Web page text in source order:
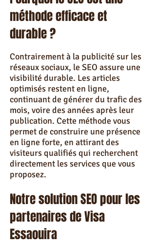
méthode efficace et
durable ?
Contrairement à la publicité sur les
réseaux sociaux, le SEO assure une
visibilité durable. Les articles
optimisés restent en ligne,
continuant de générer du trafic des
mois, voire des années après leur
publication. Cette méthode vous
permet de construire une présence
en ligne forte, en attirant des
visiteurs qualifiés qui recherchent
directement les services que vous
proposez.
Notre solution SEO pour les
partenaires de Visa
Essaouira